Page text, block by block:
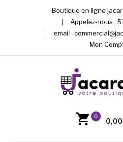
Boutique en ligne
Appelez-nous :
email :
Mon
0